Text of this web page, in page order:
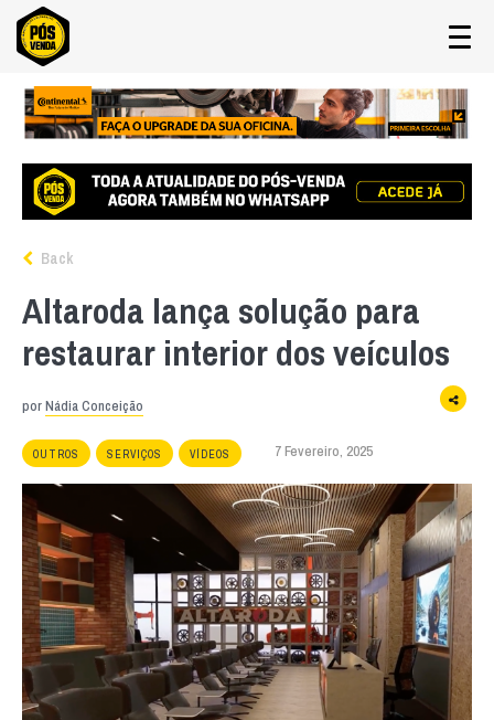
Back
Altaroda lança solução para
restaurar interior dos veículos
porNádia Conceição
OUTROS SERVIÇOS VÍDEOS 7 Fevereiro, 2025